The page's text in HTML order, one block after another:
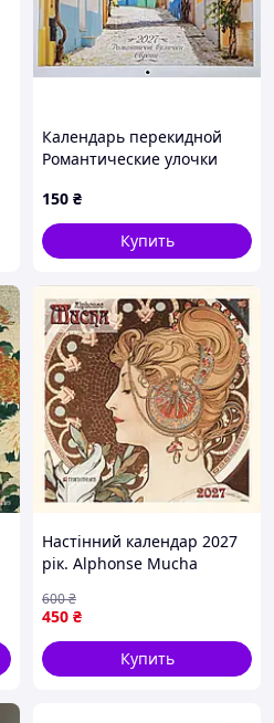
Календарь перекидной
Романтические улочки
Коллаж
150 ₴
Купить
Настінний календар 2027
рік. Alphonse Mucha
450 ₴
600₴
Купить